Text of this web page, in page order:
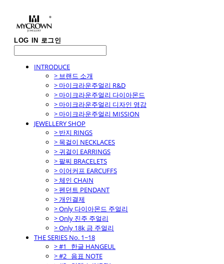
LOG IN 로그인
INTRODUCE
> 브랜드 소개
> 마이크라운주얼리 R&D
> 마이크라운주얼리 다이아몬드
> 마이크라운주얼리 디자인 영감
> 마이크라운주얼리 MISSION
JEWELLERY SHOP
> 반지 RINGS
> 목걸이 NECKLACES
> 귀걸이 EARRINGS
> 팔찌 BRACELETS
> 이어커프 EARCUFFS
> 체인 CHAIN
> 펜던트 PENDANT
> 개인결제
> Only 다이아몬드 주얼리
> Only 진주 주얼리
> Only 18k 금 주얼리
THE SERIES No. 1~18
> #1_ 한글 HANGEUL
> #2_ 음표 NOTE